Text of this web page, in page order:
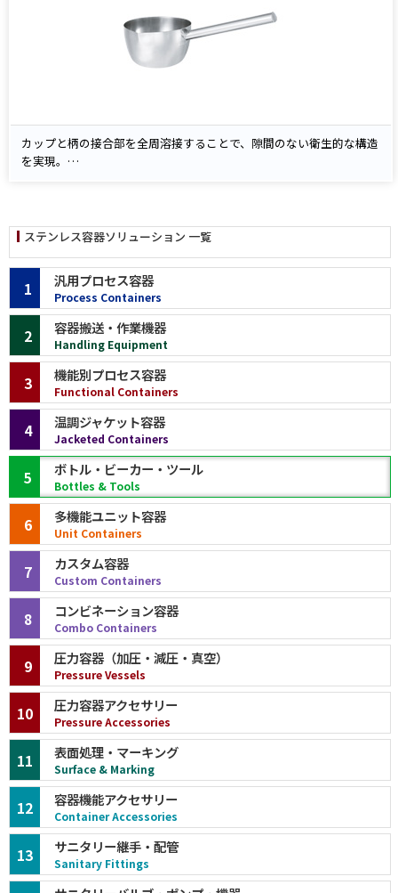
カップと柄の接合部を全周溶接することで、隙間のない衛生的な構造
を実現。
柄の長さは各サイズ3種類をラインアップしており、用途に応じて選
ステンレス容器ソリューション 一覧
汎用プロセス容器
Process Containers
1
容器搬送・作業機器
Handling Equipment
2
機能別プロセス容器
Functional Containers
3
温調ジャケット容器
Jacketed Containers
4
ボトル・ビーカー・ツール
Bottles & Tools
5
多機能ユニット容器
Unit Containers
6
カスタム容器
Custom Containers
7
コンビネーション容器
Combo Containers
8
圧力容器（加圧・減圧・真空）
Pressure Vessels
9
圧力容器アクセサリー
Pressure Accessories
10
表面処理・マーキング
Surface & Marking
11
容器機能アクセサリー
Container Accessories
12
サニタリー継手・配管
Sanitary Fittings
13